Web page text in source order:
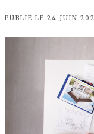
PUBLIÉ LE 24 JUIN